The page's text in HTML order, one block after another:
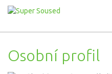
Osobní profil